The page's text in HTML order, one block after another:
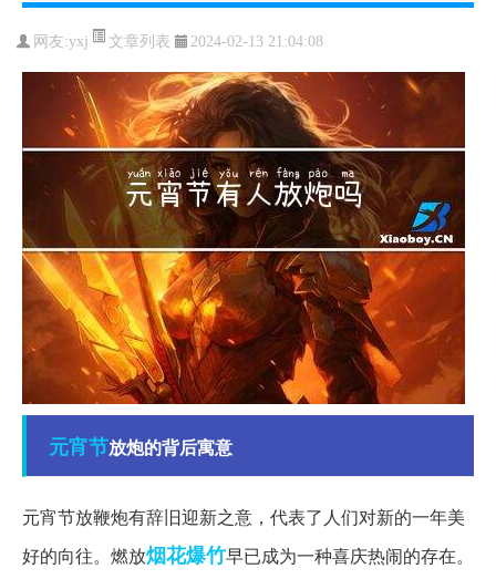
网友:yxj 文章列表 2024-02-13 21:04:08
元宵节放炮的背后寓意
元宵节放鞭炮有辞旧迎新之意，代表了人们对新的一年美
好的向往。燃放烟花爆竹早已成为一种喜庆热闹的存在。